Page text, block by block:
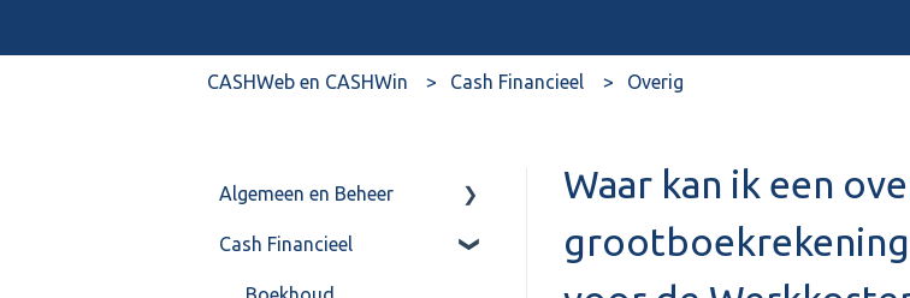
CASHWeb en CASHWin Cash Financieel Overig
Waar kan ik een
Algemeen en Beheer
Bank(koppeling)
Cash Financieel